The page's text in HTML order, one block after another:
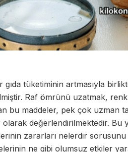
tüketiminin artmasıyla
Raf ömrünü uzatmak,
bu maddeler, pek çok uzman
olarak değerlendirilmektedir. Bu
zararları nelerdir sorusunu
ne gibi olumsuz etkiler